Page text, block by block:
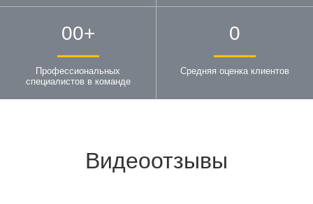
00+
Профессиональных
специалистов в команде
0
Средняя оценка клиентов
Видеоотзывы